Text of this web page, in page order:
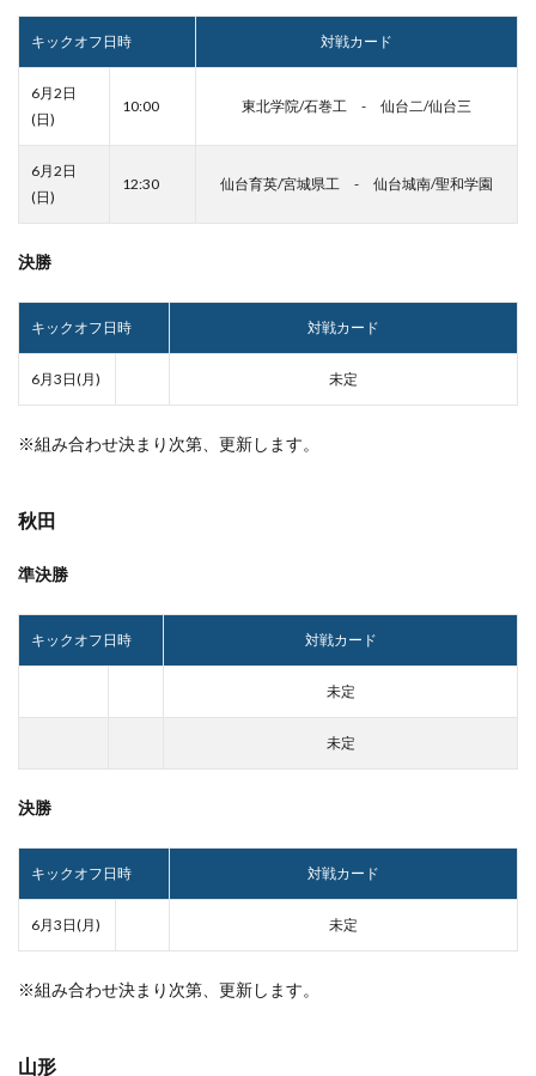
キックオフ日時 対戦カード
6月2日
(日)
10:00 東北学院/石巻工 - 仙台二/仙台三
6月2日
(日)
12:30 仙台育英/宮城県工 - 仙台城南/聖和学園
決勝
キックオフ日時 対戦カード
6月3日(月) 未定
※組み合わせ決まり次第、更新します。
秋田
準決勝
キックオフ日時 対戦カード
未定
未定
決勝
キックオフ日時 対戦カード
6月3日(月) 未定
※組み合わせ決まり次第、更新します。
山形